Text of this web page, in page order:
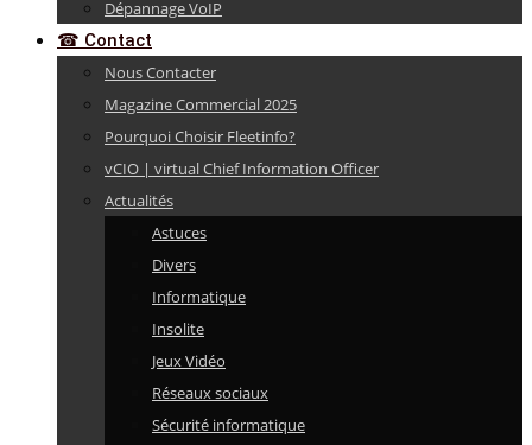
Dépannage VoIP
☎ Contact
Nous Contacter
Magazine Commercial 2025
Pourquoi Choisir Fleetinfo?
vCIO | virtual Chief Information Officer
Actualités
Astuces
Divers
Informatique
Insolite
Jeux Vidéo
Réseaux sociaux
Sécurité informatique